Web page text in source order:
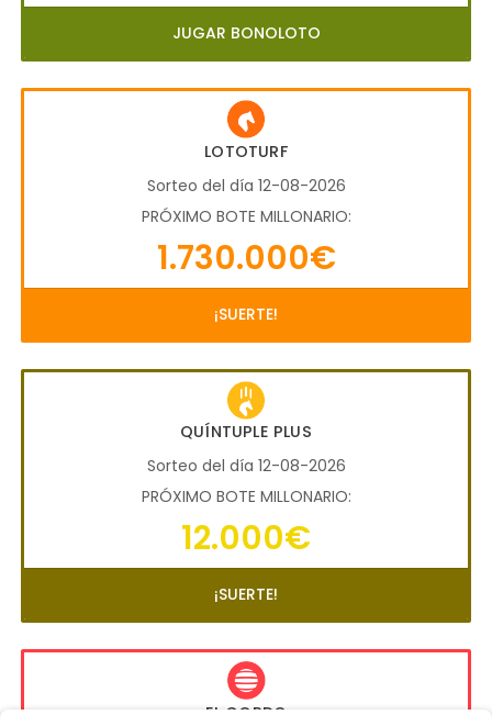
JUGAR BONOLOTO
LOTOTURF
Sorteo del día 12-08-2026
PRÓXIMO BOTE MILLONARIO:
1.730.000€
¡SUERTE!
QUÍNTUPLE PLUS
Sorteo del día 12-08-2026
PRÓXIMO BOTE MILLONARIO:
12.000€
¡SUERTE!
EL GORDO